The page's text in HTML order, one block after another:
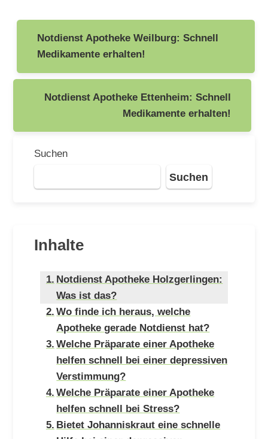
Beitragsnavigation
Notdienst Apotheke Weilburg: Schnell
Medikamente erhalten!
Notdienst Apotheke Ettenheim: Schnell
Medikamente erhalten!
Suchen
Suchen
Inhalte
Notdienst Apotheke Holzgerlingen:
Was ist das?
Wo finde ich heraus, welche
Apotheke gerade Notdienst hat?
Welche Präparate einer Apotheke
helfen schnell bei einer depressiven
Verstimmung?
Welche Präparate einer Apotheke
helfen schnell bei Stress?
Bietet Johanniskraut eine schnelle